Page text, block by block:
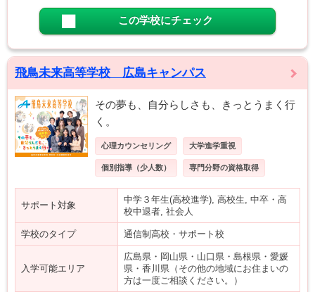
この学校にチェック
飛鳥未来高等学校 広島キャンパス
その夢も、自分らしさも、きっとうまく行
く。
心理カウンセリング 大学進学重視
個別指導（少人数） 専門分野の資格取得
サポート対象
中学３年生(高校進学), 高校生, 中卒・高
校中退者, 社会人
学校のタイプ 通信制高校・サポート校
入学可能エリア
広島県・岡山県・山口県・島根県・愛媛
県・香川県（その他の地域にお住まいの
方は一度ご相談ください。）